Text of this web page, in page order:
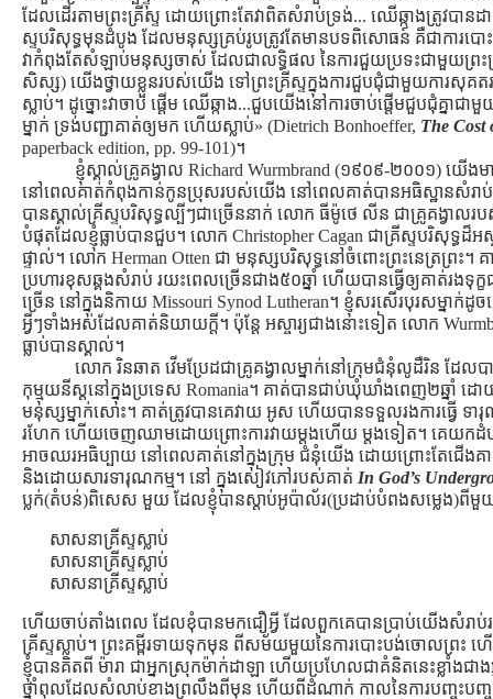
ដែលដើរតាមព្រះគ្រីស្ទ ដោយព្រោះតែវាពិតសំរាប់ទ្រង់... ឈើឆ្កាងត្រូវបាន
ស្ទបរិសុទ្ធមុនដំបូង ដែលមនុស្សគ្រប់រូបត្រូវតែមានបទពិសោធន៍ គឺជាការប
វាកំពុងតែសំឡាប់មនុស្សចាស់ ដែលជាលទ្ធិផល នៃការជួយប្រទះជាមួយព្រះគ្
សិស្ស) យើងថ្វាយខ្លួនរបស់យើង ទៅព្រះគ្រីស្ទក្នុងការជួបជុំជាមួយការសុ
ស្លាប់។ ដូច្នោះវាចាប់ ផ្ដើម ឈើឆ្កាង...ជួបយើងនៅការចាប់ផ្ដើមជួបជុំគ្នា
ម្នាក់ ទ្រង់បញ្ជាគាត់ឲ្យមក ហើយស្លាប់» (Dietrich Bonhoeffer, The Cost
paperback edition, pp. 99-101)។
ខ្ញុំស្គាល់គ្រូគង្វាល Richard Wurmbrand (១៩០៩-២០០១) យើ
នៅពេលគាត់កំពុងកាន់កូនប្រុសរបស់យើង នៅពេលគាត់បានអធិស្ឋានសំរាប់
បានស្គាល់គ្រីស្ទបរិសុទ្ធល្បីៗជាច្រើននាក់ លោក ធីម៉ូថេ លីន ជាគ្រូគង្វាលរប
បំផុតដែលខ្ញុំធ្លាប់បានជួប។ លោក Christopher Cagan ជាគ្រីស្ទបរិសុទ្ធដ៏អស្
ផ្ទាល់។ លោក Herman Otten ជា មនុស្សបរិសុទ្ធនៅចំពោះព្រះនេត្រព្រះ។ គា
ប្រហារខុសឆ្គងសំរាប់ រយះពេលច្រើនជាង៥០ឆ្នាំ ហើយបានធ្វើឲ្យគាត់រងទុក្ខជ
ច្រើន នៅក្នុងនិកាយ Missouri Synod Lutheran។ ខ្ញុំសរសើរបុរសម្នា
អ្វីៗទាំងអស់ដែលគាត់និយាយក្ដី។ ប៉ុន្ដែ អស្ចារ្យជាងនោះទៀត លោក
ធ្លាប់បានស្គាល់។
លោក រិនឆាត វើមប្រែដជាគ្រូគង្វាលម្នាក់នៅក្រុមជំនុំលូដឺរិន ដែ
កុម្មុយនីស្ដនៅក្នុងប្រទេស Romania។ គាត់បានជាប់ឃុំឃាំងពេញ២ឆ្នាំ
មនុស្សម្នាក់សោះ។ គាត់ត្រូវបានគេវាយ អូស ហើយបានទទួលរងការធ្វើ ទា
រហែក ហើយចេញឈាមដោយព្រោះការវាយម្ដងហើយ ម្ដងទៀត។ គេយកដំប
អាចឈរអធិប្បាយ នៅពេលគាត់នៅក្នុងក្រុម ជំនុំយើង ដោយព្រោះតែជើងគា
និងដោយសារទារុណកម្ម។ នៅ ក្នុងសៀវភៅរបស់គាត់ In God’s
ប្លក់(តំបន់)ពិសេស មួយ ដែលខ្ញុំបានស្ដាប់អូប៉ាល័រ(ប្រដាប់បំពងសម្លេង)ពីមួយ
សាសនាគ្រីស្ទស្លាប់
សាសនាគ្រីស្ទស្លាប់
សាសនាគ្រីស្ទស្លាប់
ហើយចាប់តាំងពេល ដែលខុំបានមកជឿអ្វី ដែលពួកគេបានប្រាប់យើងសំរា
គ្រីស្ទស្លាប់។ ព្រះគម្ពីរទាយទុកមុន ពីសម័យមួយនៃការបោះបង់ចោលព្រះ ហ
ខ្ញុំបានគិតពី ម៉ារា ជាអ្នកស្រុកម៉ាក់ដាឡា ហើយប្រហែលជាគំនិតនេះខ្លាំងជា
ថ្នាំពុលដែលសំលាប់ខាងព្រលឹងពីមុន ហើយពីដំណាក់ កាលនៃការបញ្ចុះបញ្ចូ